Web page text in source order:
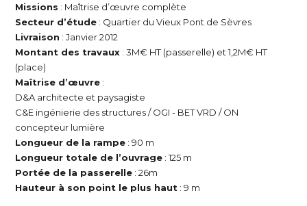
Missions : Maîtrise d’œuvre complète
Secteur d’étude : Quartier du Vieux Pont de Sèvres
Livraison : Janvier 2012
Montant des travaux : 3M€ HT (passerelle) et 1,2M€ HT
(place)
Maîtrise d’œuvre :
D&A architecte et paysagiste
C&E ingénierie des structures / OGI - BET VRD / ON
concepteur lumière
Longueur de la rampe : 90 m
Longueur totale de l’ouvrage : 125 m
Portée de la passerelle : 26m
Hauteur à son point le plus haut : 9 m